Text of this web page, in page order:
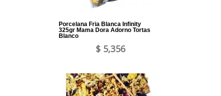
Porcelana Fria Blanca Infinity
325gr Mama Dora Adorno Tortas
Blanco
$ 5,356